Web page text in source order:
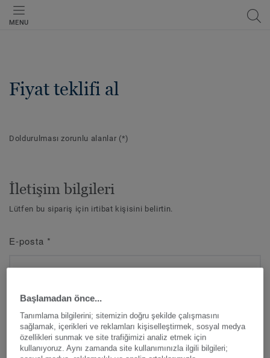
MENU
Fiyat teklifi al
Doldurulması zorunlu alanlar (*)
İletişim bilgileri
Lütfen bu sipariş için irtibat kişisini belirtin.
E-posta *
Ad*
Başlamadan önce...
Tanımlama bilgilerini; sitemizin doğru şekilde çalışmasını
sağlamak, içerikleri ve reklamları kişiselleştirmek, sosyal medya
özellikleri sunmak ve site trafiğimizi analiz etmek için
kullanıyoruz. Aynı zamanda site kullanımınızla ilgili bilgileri;